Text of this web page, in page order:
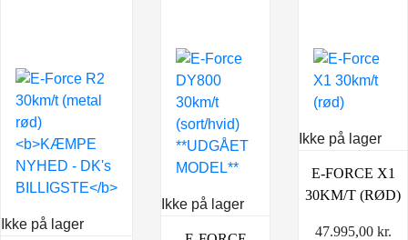
Ikke på lager
Ikke på lager
Ikke på lager
E-FORCE X1
30KM/T (RØD)
47.995,00 kr.